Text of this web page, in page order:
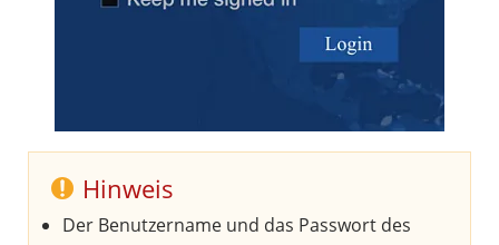
Hinweis
Der Benutzername und das Passwort des